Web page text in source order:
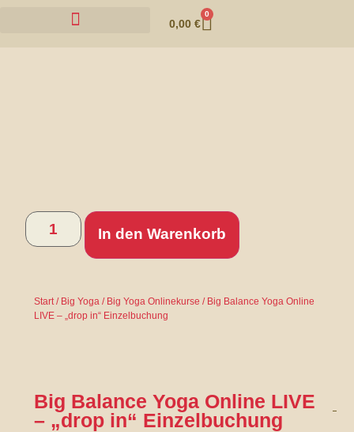
0,00 €
0
In den Warenkorb
Start/ Big Yoga/ Big Yoga Onlinekurse / Big Balance Yoga Online
LIVE – „drop in“ Einzelbuchung
Big Balance Yoga Online LIVE
– „drop in“ Einzelbuchung